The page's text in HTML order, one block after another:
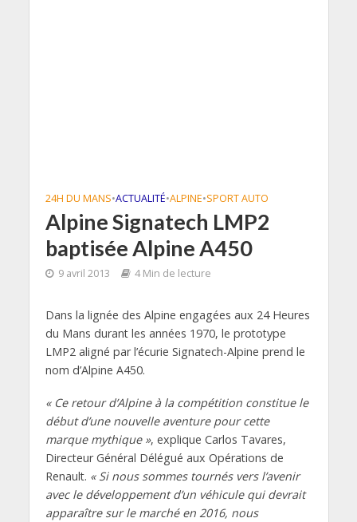
24H DU MANS•ACTUALITÉ•ALPINE•SPORT AUTO
Alpine Signatech LMP2
baptisée Alpine A450
9 avril 2013 4 Min de lecture
Dans la lignée des Alpine engagées aux 24 Heures
du Mans durant les années 1970, le prototype
LMP2 aligné par l’écurie Signatech-Alpine prend le
nom d’Alpine A450.
« Ce retour d’Alpine à la compétition constitue le
début d’une nouvelle aventure pour cette
marque mythique », explique Carlos Tavares,
Directeur Général Délégué aux Opérations de
Renault. « Si nous sommes tournés vers l’avenir
avec le développement d’un véhicule qui devrait
apparaître sur le marché en 2016, nous